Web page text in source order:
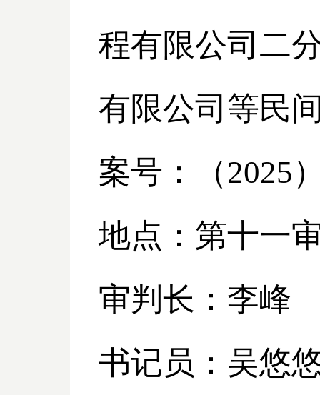
程有限公司二
有限公司等民
案号：（2025
地点：第十一
审判长：李峰
书记员：吴悠